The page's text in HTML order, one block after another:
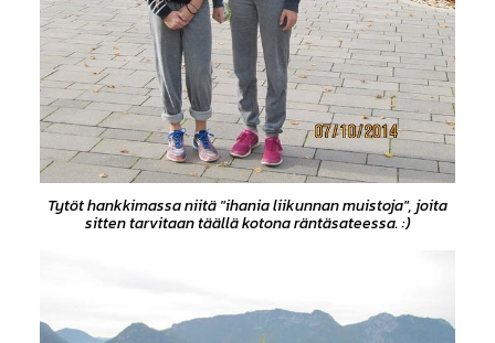
Tytöt hankkimassa niitä "ihania liikunnan muistoja", joita
sitten tarvitaan täällä kotona räntäsateessa. :)